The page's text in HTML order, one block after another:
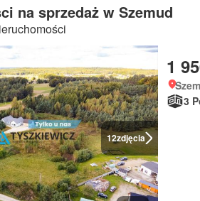
na sprzedaż w Szemud
12zdjęcia
1
3